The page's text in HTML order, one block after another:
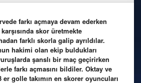
farkı açmaya devam ederken
skor üretmekte
farklı skorla galip ayrıldılar.
hakimi olan ekip buldukları
şanslı bir maç geçirirken
farkı açmasını bildiler. Oktay ve
golle takımın en skorer oyuncuları